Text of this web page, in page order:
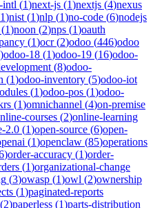
intl (1)next-js (1)nextjs (4)nexus
1)nist (1)nlp (1)no-code (6)nodejs
(1)noon (2)nps (1)oauth
(1)ocr(2)odoo (446)odoo
)odoo-18 (1)odoo-19 (16)odoo-
(8)odoo-
(1)odoo-inventory (5)odoo-iot
(1)odoo-pos (1)odoo-
(1)omnichannel (4)on-premise
courses (2)online-learning
2.0 (1)open-source (6)open-
(1)openclaw (85)operations
)order-accuracy (1)order-
(1)organizational-change
(3)owasp (1)owl (2)ownership
(1)paginated-reports
(2)paperless (1)parts-distribution